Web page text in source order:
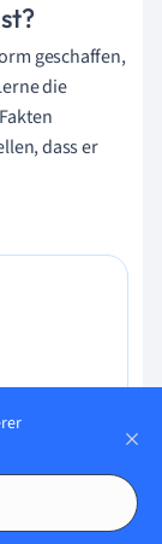
geschaffen,
die
dass er
Literatur
an